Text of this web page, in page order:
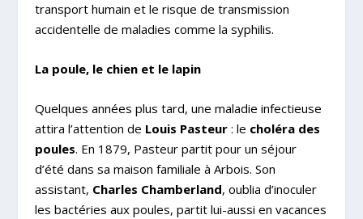
transport humain et le risque de transmission
accidentelle de maladies comme la syphilis.
La poule, le chien et le lapin
Quelques années plus tard, une maladie infectieuse
attira l’attention de Louis Pasteur: le choléra des
poules. En 1879, Pasteur partit pour un séjour
d’été dans sa maison familiale à Arbois. Son
assistant, Charles Chamberland, oublia d’inoculer
les bactéries aux poules, partit lui-aussi en vacances